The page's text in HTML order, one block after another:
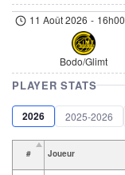
11 Août 2026 - 16h00
Bodo/Glimt
PLAYER STATS
2026 2025-2026
# Joueur